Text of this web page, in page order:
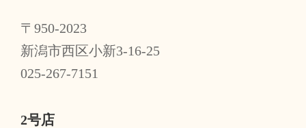
〒950-2023
新潟市西区小新3-16-25
025-267-7151
2号店